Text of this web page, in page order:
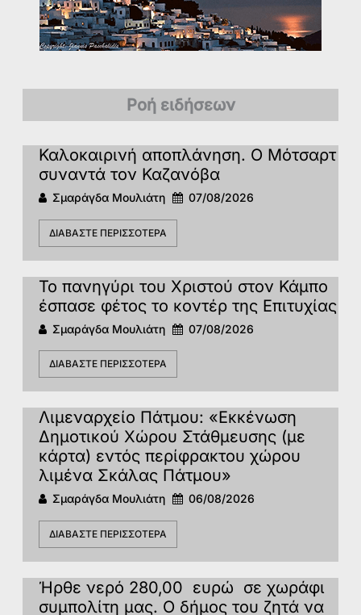
Ροή ειδήσεων
Καλοκαιρινή αποπλάνηση. Ο Μότσαρτ
συναντά τον Καζανόβα
Σμαράγδα Μουλιάτη 07/08/2026
ΔΙΑΒΆΣΤΕ ΠΕΡΙΣΣΌΤΕΡΑ
Το πανηγύρι του Χριστού στον Κάμπο
έσπασε φέτος το κοντέρ της Επιτυχίας
Σμαράγδα Μουλιάτη 07/08/2026
ΔΙΑΒΆΣΤΕ ΠΕΡΙΣΣΌΤΕΡΑ
Λιμεναρχείο Πάτμου: «Εκκένωση
Δημοτικού Χώρου Στάθμευσης (με
κάρτα) εντός περίφρακτου χώρου
λιμένα Σκάλας Πάτμου»
Σμαράγδα Μουλιάτη 06/08/2026
ΔΙΑΒΆΣΤΕ ΠΕΡΙΣΣΌΤΕΡΑ
Ήρθε νερό 280,00 ευρώ σε χωράφι
συμπολίτη μας. Ο δήμος του ζητά να